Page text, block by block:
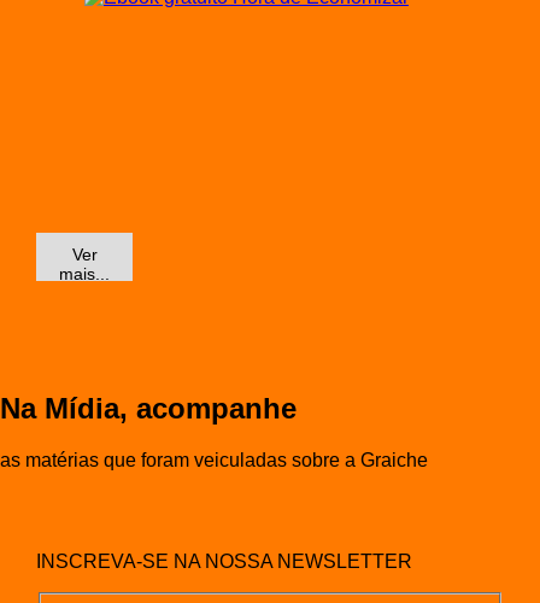
Ver
mais...
Na Mídia, acompanhe
as matérias que foram veiculadas sobre a Graiche
INSCREVA-SE NA NOSSA NEWSLETTER